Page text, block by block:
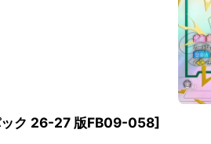
ック 26-27 版FB09-058]